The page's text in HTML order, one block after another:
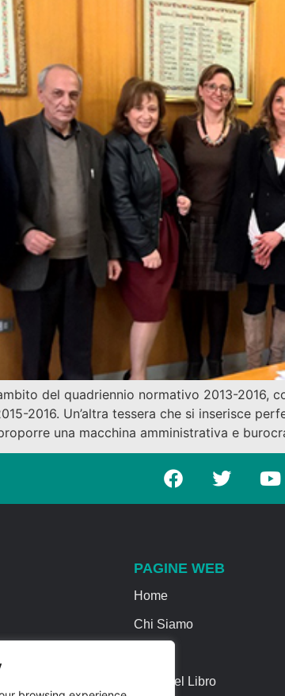
del quadriennio normativo 2013-
2016. Un’altra tessera che si inserisce
una macchina amministrativa e
PAGINE WEB
Home
Chi Siamo
Casa del Libro